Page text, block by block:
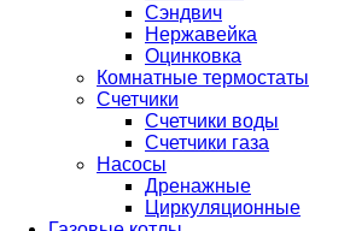
Сэндвич
Нержавейка
Оцинковка
Комнатные термостаты
Счетчики
Счетчики воды
Счетчики газа
Насосы
Дренажные
Циркуляционные